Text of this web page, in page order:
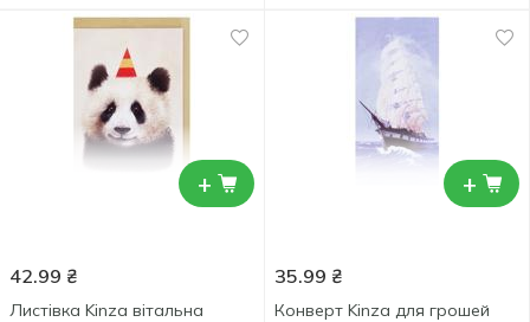
+
42.99 ₴
Листівка Kinza вітальна
+
35.99 ₴
Конверт Kinza для грошей